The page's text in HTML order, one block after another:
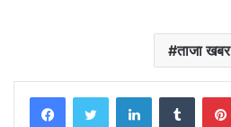
ताजा खबर